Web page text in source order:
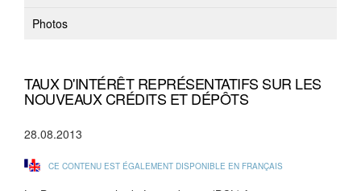
Photos
TAUX D'INTÉRÊT REPRÉSENTATIFS SUR LES
NOUVEAUX CRÉDITS ET DÉPÔTS
28.08.2013
CE CONTENU EST ÉGALEMENT DISPONIBLE EN FRANÇAIS